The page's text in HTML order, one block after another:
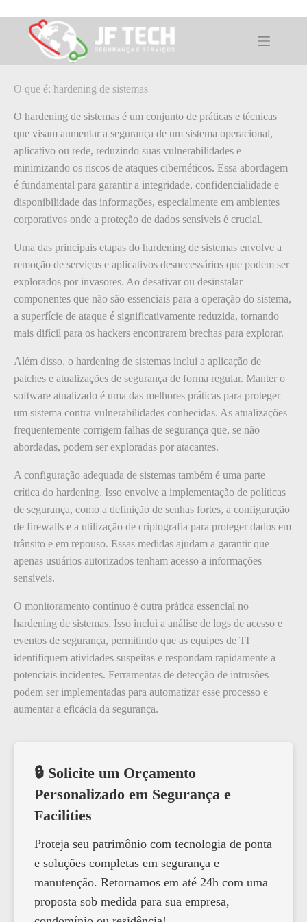
para
conteúdoO que é: hardening de sistemas
O que é: hardening de sistemas
O hardening de sistemas é um conjunto de práticas e técnicas
que visam aumentar a segurança de um sistema operacional,
aplicativo ou rede, reduzindo suas vulnerabilidades e
minimizando os riscos de ataques cibernéticos. Essa abordagem
é fundamental para garantir a integridade, confidencialidade e
disponibilidade das informações, especialmente em ambientes
corporativos onde a proteção de dados sensíveis é crucial.
Uma das principais etapas do hardening de sistemas envolve a
remoção de serviços e aplicativos desnecessários que podem ser
explorados por invasores. Ao desativar ou desinstalar
componentes que não são essenciais para a operação do sistema,
a superfície de ataque é significativamente reduzida, tornando
mais difícil para os hackers encontrarem brechas para explorar.
Além disso, o hardening de sistemas inclui a aplicação de
patches e atualizações de segurança de forma regular. Manter o
software atualizado é uma das melhores práticas para proteger
um sistema contra vulnerabilidades conhecidas. As atualizações
frequentemente corrigem falhas de segurança que, se não
abordadas, podem ser exploradas por atacantes.
A configuração adequada de sistemas também é uma parte
crítica do hardening. Isso envolve a implementação de políticas
de segurança, como a definição de senhas fortes, a configuração
de firewalls e a utilização de criptografia para proteger dados em
trânsito e em repouso. Essas medidas ajudam a garantir que
apenas usuários autorizados tenham acesso a informações
sensíveis.
O monitoramento contínuo é outra prática essencial no
hardening de sistemas. Isso inclui a análise de logs de acesso e
eventos de segurança, permitindo que as equipes de TI
identifiquem atividades suspeitas e respondam rapidamente a
potenciais incidentes. Ferramentas de detecção de intrusões
podem ser implementadas para automatizar esse processo e
aumentar a eficácia da segurança.
🔒 Solicite um Orçamento
Personalizado em Segurança e
Facilities
Proteja seu patrimônio com tecnologia de ponta
e soluções completas em segurança e
manutenção. Retornamos em até 24h com uma
proposta sob medida para sua empresa,